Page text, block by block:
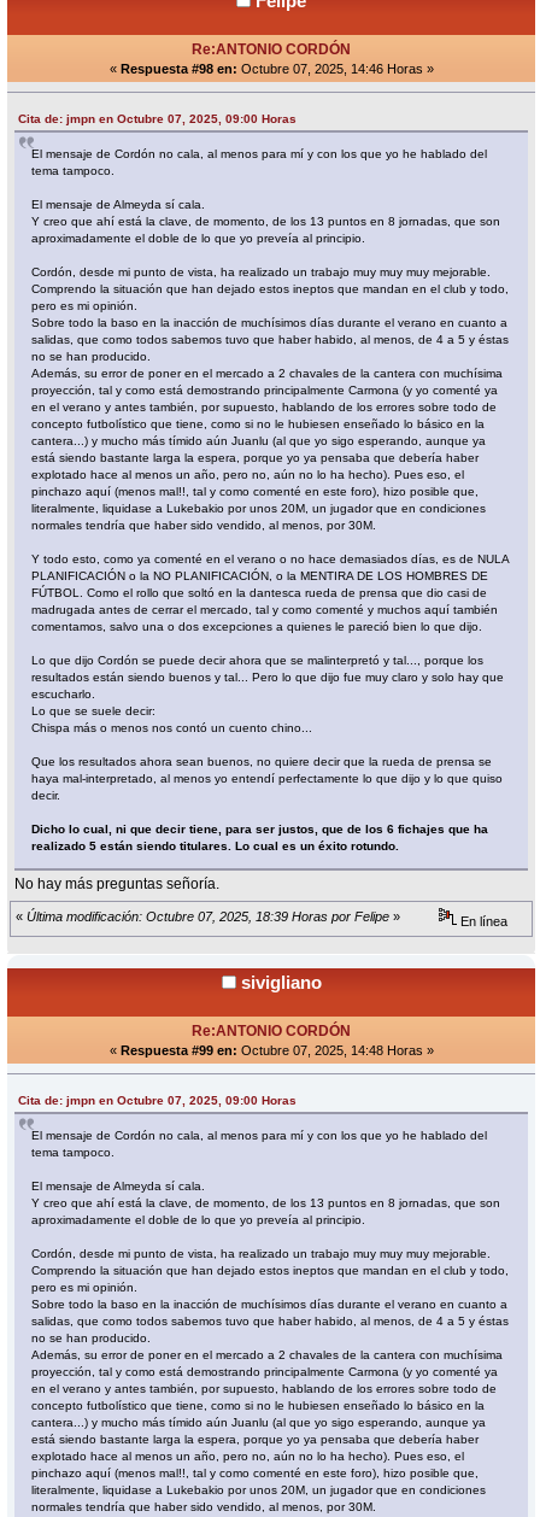
Re:ANTONIO CORDÓN
« Respuesta #98 en: Octubre 07, 2025, 14:46 Horas »
Cita de: jmpn en Octubre 07, 2025, 09:00 Horas
El mensaje de Cordón no cala, al menos para mí y con los que yo he hablado del
tema tampoco.
El mensaje de Almeyda sí cala.
Y creo que ahí está la clave, de momento, de los 13 puntos en 8 jornadas, que son
aproximadamente el doble de lo que yo preveía al principio.
Cordón, desde mi punto de vista, ha realizado un trabajo muy muy muy mejorable.
Comprendo la situación que han dejado estos ineptos que mandan en el club y todo,
pero es mi opinión.
Sobre todo la baso en la inacción de muchísimos días durante el verano en cuanto a
salidas, que como todos sabemos tuvo que haber habido, al menos, de 4 a 5 y éstas
no se han producido.
Además, su error de poner en el mercado a 2 chavales de la cantera con muchísima
proyección, tal y como está demostrando principalmente Carmona (y yo comenté ya
en el verano y antes también, por supuesto, hablando de los errores sobre todo de
concepto futbolístico que tiene, como si no le hubiesen enseñado lo básico en la
cantera...) y mucho más tímido aún Juanlu (al que yo sigo esperando, aunque ya
está siendo bastante larga la espera, porque yo ya pensaba que debería haber
explotado hace al menos un año, pero no, aún no lo ha hecho). Pues eso, el
pinchazo aquí (menos mal!!, tal y como comenté en este foro), hizo posible que,
literalmente, liquidase a Lukebakio por unos 20M, un jugador que en condiciones
normales tendría que haber sido vendido, al menos, por 30M.
Y todo esto, como ya comenté en el verano o no hace demasiados días, es de NULA
PLANIFICACIÓN o la NO PLANIFICACIÓN, o la MENTIRA DE LOS HOMBRES DE
FÚTBOL. Como el rollo que soltó en la dantesca rueda de prensa que dio casi de
madrugada antes de cerrar el mercado, tal y como comenté y muchos aquí también
comentamos, salvo una o dos excepciones a quienes le pareció bien lo que dijo.
Lo que dijo Cordón se puede decir ahora que se malinterpretó y tal..., porque los
resultados están siendo buenos y tal... Pero lo que dijo fue muy claro y solo hay que
escucharlo.
Lo que se suele decir:
Chispa más o menos nos contó un cuento chino...
Que los resultados ahora sean buenos, no quiere decir que la rueda de prensa se
haya mal-interpretado, al menos yo entendí perfectamente lo que dijo y lo que quiso
decir.
Dicho lo cual, ni que decir tiene, para ser justos, que de los 6 fichajes que ha
realizado 5 están siendo titulares. Lo cual es un éxito rotundo.
No hay más preguntas señoría.
« Última modificación: Octubre 07, 2025, 18:39 Horas por Felipe » En línea
sivigliano
Re:ANTONIO CORDÓN
« Respuesta #99 en: Octubre 07, 2025, 14:48 Horas »
Cita de: jmpn en Octubre 07, 2025, 09:00 Horas
El mensaje de Cordón no cala, al menos para mí y con los que yo he hablado del
tema tampoco.
El mensaje de Almeyda sí cala.
Y creo que ahí está la clave, de momento, de los 13 puntos en 8 jornadas, que son
aproximadamente el doble de lo que yo preveía al principio.
Cordón, desde mi punto de vista, ha realizado un trabajo muy muy muy mejorable.
Comprendo la situación que han dejado estos ineptos que mandan en el club y todo,
pero es mi opinión.
Sobre todo la baso en la inacción de muchísimos días durante el verano en cuanto a
salidas, que como todos sabemos tuvo que haber habido, al menos, de 4 a 5 y éstas
no se han producido.
Además, su error de poner en el mercado a 2 chavales de la cantera con muchísima
proyección, tal y como está demostrando principalmente Carmona (y yo comenté ya
en el verano y antes también, por supuesto, hablando de los errores sobre todo de
concepto futbolístico que tiene, como si no le hubiesen enseñado lo básico en la
cantera...) y mucho más tímido aún Juanlu (al que yo sigo esperando, aunque ya
está siendo bastante larga la espera, porque yo ya pensaba que debería haber
explotado hace al menos un año, pero no, aún no lo ha hecho). Pues eso, el
pinchazo aquí (menos mal!!, tal y como comenté en este foro), hizo posible que,
literalmente, liquidase a Lukebakio por unos 20M, un jugador que en condiciones
normales tendría que haber sido vendido, al menos, por 30M.